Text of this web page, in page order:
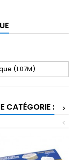
(1.07M)
CATÉGORIE :
>
<